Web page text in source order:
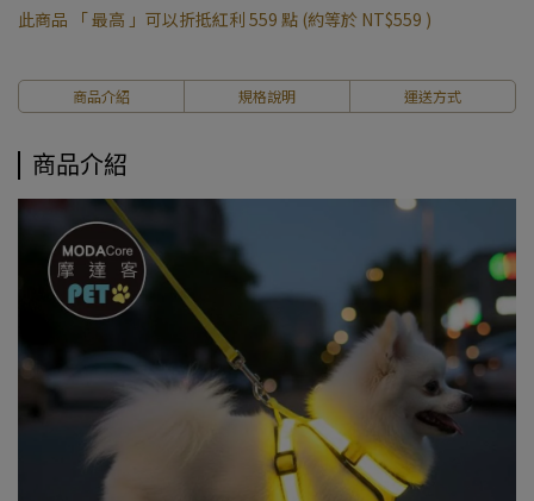
此商品 「 最高 」可以折抵紅利 559 點 (約等於 NT$559 )
商品介紹 規格說明 運送方式
商品介紹